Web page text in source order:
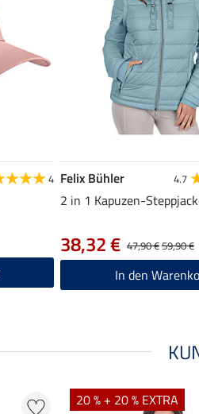
4 Felix Bühler 4.7
2 in 1 Kapuzen-
47,90 €59,90 €
38,32 €
In den
20 % + 20 % EXTRA